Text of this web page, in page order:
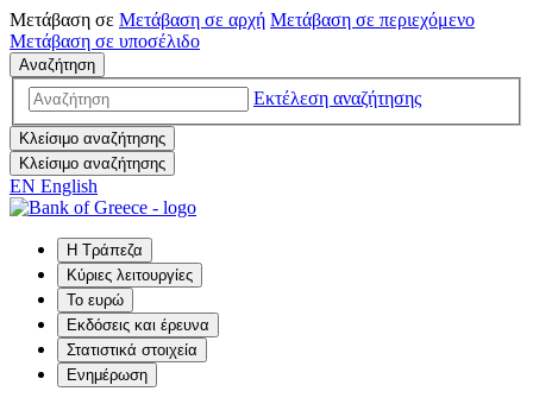
Μετάβαση σε Μετάβαση σε αρχή Μετάβαση σε περιεχόμενο
Μετάβαση σε υποσέλιδο
Αναζήτηση
Εκτέλεση αναζήτησης
Κλείσιμο αναζήτησης
Κλείσιμο αναζήτησης
EN English
Η Τράπεζα
Κύριες λειτουργίες
Το ευρώ
Εκδόσεις και έρευνα
Στατιστικά στοιχεία
Ενημέρωση